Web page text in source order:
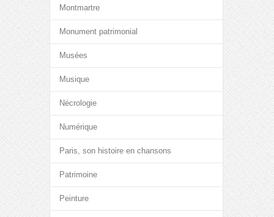
Montmartre
Monument patrimonial
Musées
Musique
Nécrologie
Numérique
Paris, son histoire en chansons
Patrimoine
Peinture